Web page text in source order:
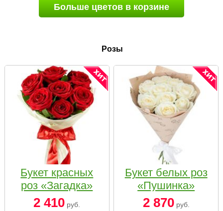
Больше цветов в корзине
Розы
Букет красных
роз «Загадка»
2 410 руб.
Букет белых роз
«Пушинка»
2 870руб.